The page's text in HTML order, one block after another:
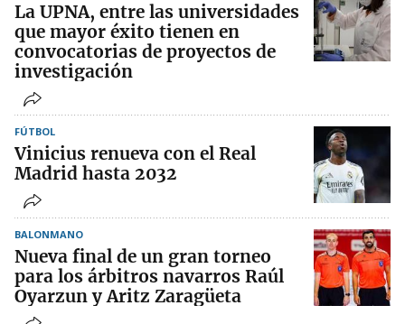
La UPNA, entre las universidades
que mayor éxito tienen en
convocatorias de proyectos de
investigación
FÚTBOL
Vinicius renueva con el Real
Madrid hasta 2032
BALONMANO
Nueva final de un gran torneo
para los árbitros navarros Raúl
Oyarzun y Aritz Zaragüeta